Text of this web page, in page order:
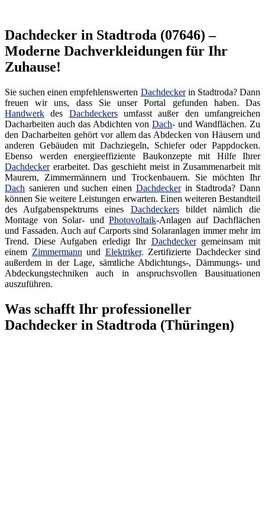
Dachdecker in Stadtroda (07646) –
Moderne Dachverkleidungen für Ihr
Zuhause!
Sie suchen einen empfehlenswerten Dachdeckerin Stadtroda? Dann
freuen wir uns, dass Sie unser Portal gefunden haben. Das
Handwerk des Dachdeckersumfasst außer den umfangreichen
Dacharbeiten auch das Abdichten von Dach- und Wandflächen. Zu
den Dacharbeiten gehört vor allem das Abdecken von Häusern und
anderen Gebäuden mit Dachziegeln, Schiefer oder Pappdocken.
Ebenso werden energieeffiziente Baukonzepte mit Hilfe Ihrer
Dachdeckererarbeitet. Das geschieht meist in Zusammenarbeit mit
Maurern, Zimmermännern und Trockenbauern. Sie möchten Ihr
Dach sanieren und suchen einen Dachdeckerin Stadtroda? Dann
können Sie weitere Leistungen erwarten. Einen weiteren Bestandteil
des Aufgabenspektrums eines Dachdeckersbildet nämlich die
Montage von Solar- und Photovoltaik-Anlagen auf Dachflächen
und Fassaden. Auch auf Carports sind Solaranlagen immer mehr im
Trend. Diese Aufgaben erledigt Ihr Dachdeckergemeinsam mit
einem Zimmermann und Elektriker. Zertifizierte Dachdecker sind
außerdem in der Lage, sämtliche Abdichtungs-, Dämmungs- und
Abdeckungstechniken auch in anspruchsvollen Bausituationen
auszuführen.
Was schafft Ihr professioneller
Dachdecker in Stadtroda (Thüringen)